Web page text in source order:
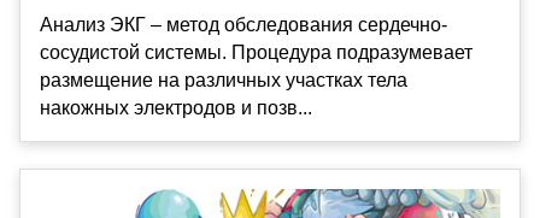
Анализ ЭКГ – метод обследования сердечно-
сосудистой системы. Процедура подразумевает
размещение на различных участках тела
накожных электродов и позв...